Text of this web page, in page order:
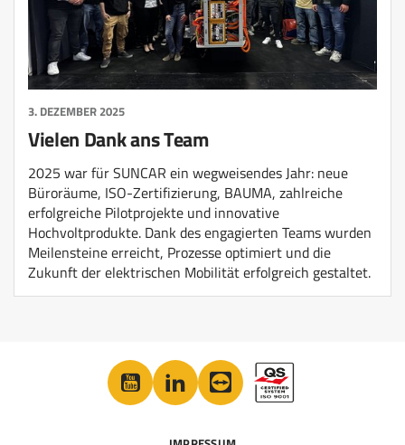
3. DEZEMBER 2025
Vielen Dank ans Team
2025 war für SUNCAR ein wegweisendes Jahr: neue
Büroräume, ISO-Zertifizierung, BAUMA, zahlreiche
erfolgreiche Pilotprojekte und innovative
Hochvoltprodukte. Dank des engagierten Teams wurden
Meilensteine erreicht, Prozesse optimiert und die
Zukunft der elektrischen Mobilität erfolgreich gestaltet.